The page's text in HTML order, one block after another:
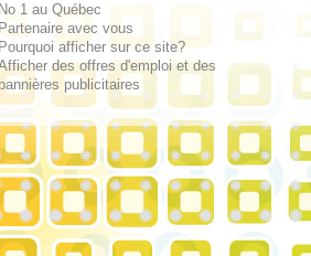
No 1 au Québec
Partenaire avec vous
Pourquoi afficher sur ce site?
des offres d'emploi et des
bannières publicitaires